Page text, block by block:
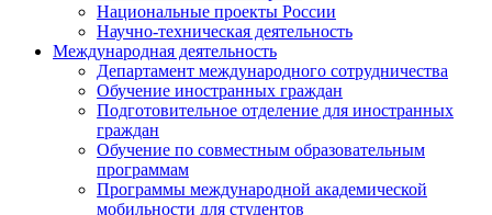
Национальные проекты России
Научно-техническая деятельность
Международная деятельность
Департамент международного сотрудничества
Обучение иностранных граждан
Подготовительное отделение для иностранных
граждан
Обучение по совместным образовательным
программам
Программы международной академической
мобильности для студентов